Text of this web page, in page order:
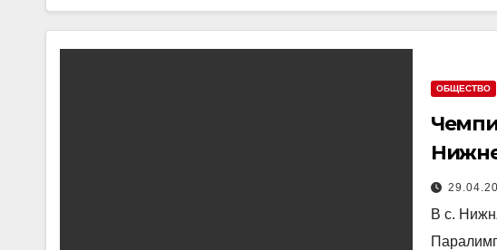
ОБЩЕСТВО
В с.